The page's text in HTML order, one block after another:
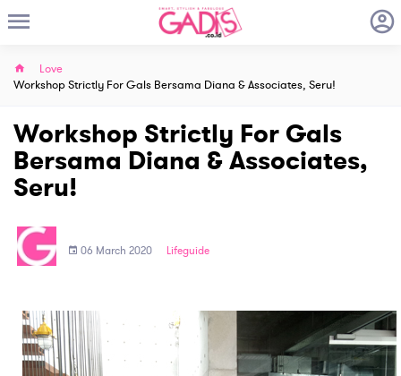
Love
Workshop Strictly For Gals Bersama Diana & Associates, Seru!
Workshop Strictly For Gals
Bersama Diana & Associates,
Seru!
06 March 2020 Lifeguide